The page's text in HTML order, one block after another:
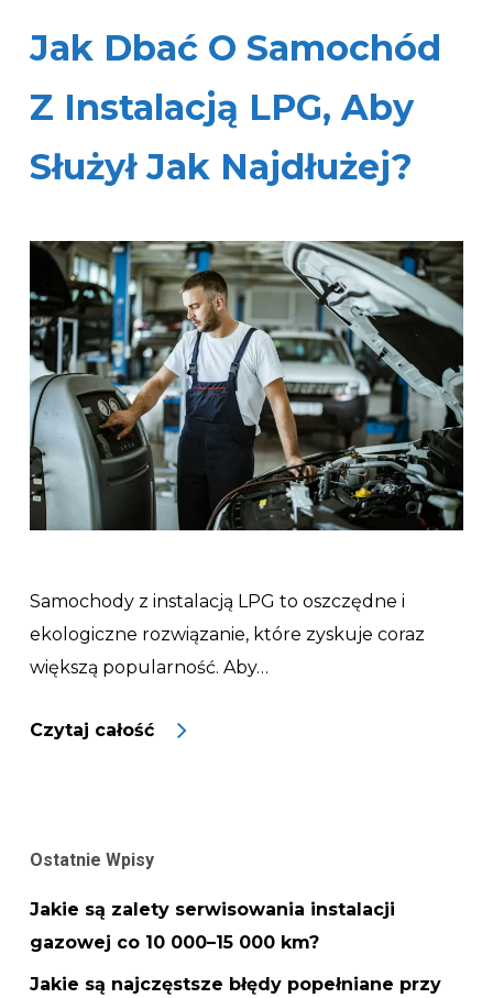
Jak Dbać O Samochód
Z Instalacją LPG, Aby
Służył Jak Najdłużej?
Samochody z instalacją LPG to oszczędne i
ekologiczne rozwiązanie, które zyskuje coraz
większą popularność. Aby…
Ostatnie Wpisy
Jakie są zalety serwisowania instalacji
gazowej co 10 000–15 000 km?
Jakie są najczęstsze błędy popełniane przy